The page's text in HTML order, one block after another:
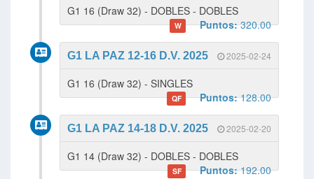
G1 16 (Draw 32) - DOBLES - DOBLES
W Puntos:320.00
2025-02-24
G1 LA PAZ 12-16 D.V. 2025
G1 16 (Draw 32) - SINGLES
QF Puntos:128.00
2025-02-20
G1 LA PAZ 14-18 D.V. 2025
G1 14 (Draw 32) - DOBLES - DOBLES
SF Puntos:192.00